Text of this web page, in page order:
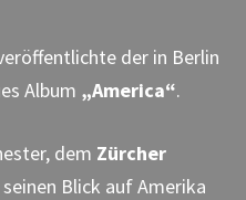
der in Berlin
Album „America“.
dem Zürcher
Blick auf Amerika